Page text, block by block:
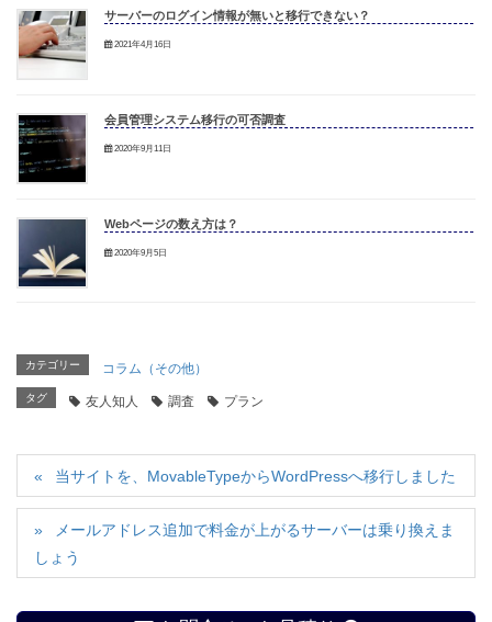
サーバーのログイン情報が無いと移行できない？
2021年4月16日
会員管理システム移行の可否調査
2020年9月11日
Webページの数え方は？
2020年9月5日
カテゴリー コラム（その他）
タグ 友人知人 調査 プラン
当サイトを、MovableTypeからWordPressへ移行しました
メールアドレス追加で料金が上がるサーバーは乗り換えま
しょう